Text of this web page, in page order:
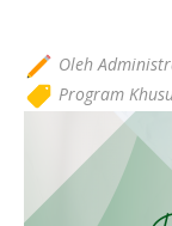
Oleh
Program